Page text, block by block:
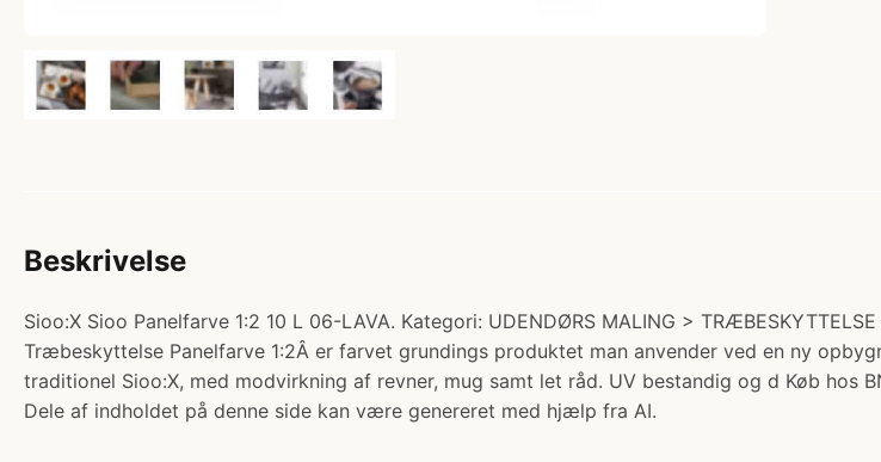
Beskrivelse
Sioo:X Sioo Panelfarve 1:2 10 L 06-LAVA. Kategori: UDENDØRS MALING >
Træbeskyttelse Panelfarve 1:2Â er farvet grundings produktet man anvender ved en ny
traditionel Sioo:X, med modvirkning af revner, mug samt let råd. UV bestandig og d Køb hos
Dele af indholdet på denne side kan være genereret med hjælp fra AI.